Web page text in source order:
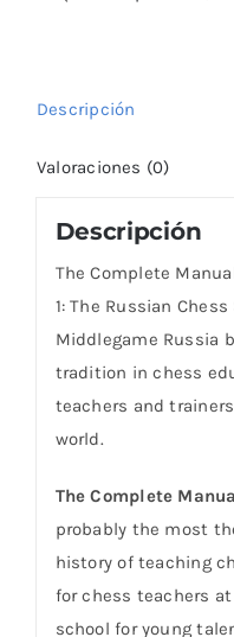
Russian
cantidad
Descripción
Valoraciones (0)
Descripción
The Complete
1: The Russian
Middlegame Russia
tradition in chess
teachers and
world.
The Complete
probably the most
history of teaching
for chess teachers
school for young